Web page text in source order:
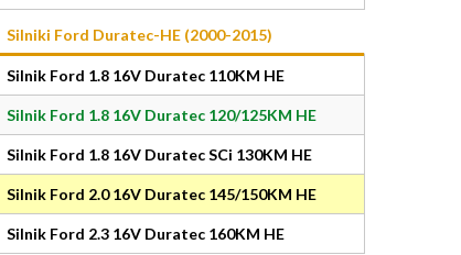
Silniki Ford Duratec-HE (2000-2015)
Silnik Ford 1.8 16V Duratec 110KM HE
Silnik Ford 1.8 16V Duratec 120/125KM HE
Silnik Ford 1.8 16V Duratec SCi 130KM HE
Silnik Ford 2.0 16V Duratec 145/150KM HE
Silnik Ford 2.3 16V Duratec 160KM HE